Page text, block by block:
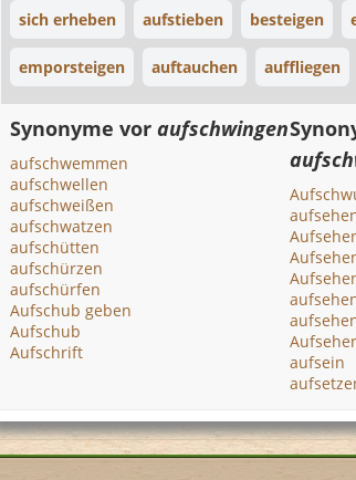
sich erheben aufstieben besteigen
emporsteigen auftauchen auffliegen
Synonyme vor aufschwingen
aufschwemmen
aufschwellen
aufschweißen
aufschwatzen
aufschütten
aufschürzen
aufschürfen
Aufschub geben
Aufschub
Aufschrift
Aufseher
aufsein